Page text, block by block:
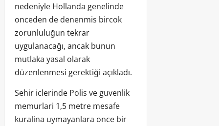
nedeniyle Hollanda genelinde
onceden de denenmis bircok
zorunluluğun tekrar
uygulanacağı, ancak bunun
mutlaka yasal olarak
düzenlenmesi gerektiği açıkladı.
Sehir iclerinde Polis ve guvenlik
memurlari 1,5 metre mesafe
kuralina uymayanlara once bir